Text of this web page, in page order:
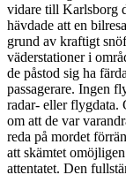
vidare till Karlsborg
hävdade att en
grund av kraftigt
väderstationer i
de påstod sig ha
passagerare. Ingen
radar- eller flygdata.
om att de var
reda på mordet
att skämtet
attentatet. Den